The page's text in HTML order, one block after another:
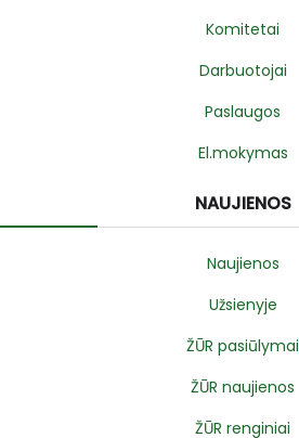
Komitetai
Darbuotojai
Paslaugos
El.mokymas
NAUJIENOS
Naujienos
Užsienyje
ŽŪR pasiūlymai
ŽŪR naujienos
ŽŪR renginiai